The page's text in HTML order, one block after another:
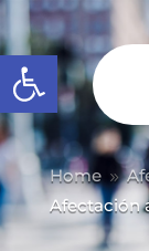
Abrir barra de
Home 9
Afectación